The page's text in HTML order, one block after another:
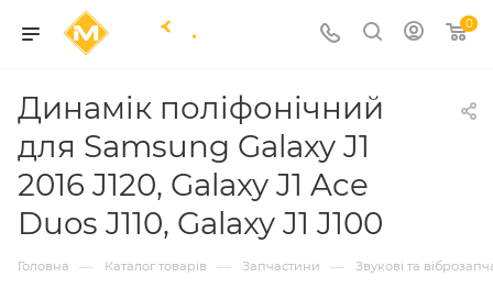
0
Динамік поліфонічний
для Samsung Galaxy J1
2016 J120, Galaxy J1 Ace
Duos J110, Galaxy J1 J100
Головна — Каталог товарів — Запчастини — Звукові та